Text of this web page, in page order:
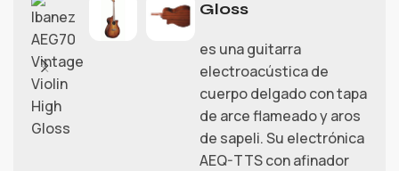
Gloss
es una guitarra
electroacústica de
cuerpo delgado con tapa
de arce flameado y aros
de sapeli. Su electrónica
AEQ-TTS con afinador